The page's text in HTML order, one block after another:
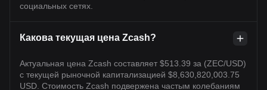
социальных сетях.
Какова текущая цена Zcash?
Актуальная цена Zcash составляет $513.39 за (ZEC/USD)
с текущей рыночной капитализацией $8,630,820,003.75
USD. Стоимость Zcash подвержена частым колебаниям